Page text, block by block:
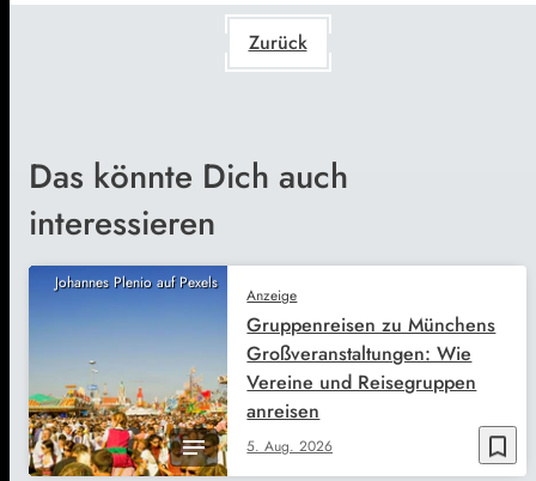
Zurück
Das könnte Dich auch
interessieren
Johannes Plenio auf Pexels
bookmark_border
Anzeige
5. Aug. 2026
Gruppenreisen zu Münchens
Großveranstaltungen: Wie
Vereine und Reisegruppen
anreisen